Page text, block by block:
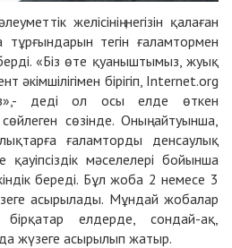
желісінің негізін қалаған
тегін ғаламтормен
«Біз өте қуаныштымыз, жуық
бірігіп, Internet.org
деді ол осы елде өткен
сөзінде. Оның айтуынша,
ғаламторды денсаулық
қауіпсіздік мәселелері бойынша
береді. Бұл жоба 2 немесе 3
асырылады. Мұндай жобалар
елдерде, сондай-ақ,
жүзеге асырылып жатыр.